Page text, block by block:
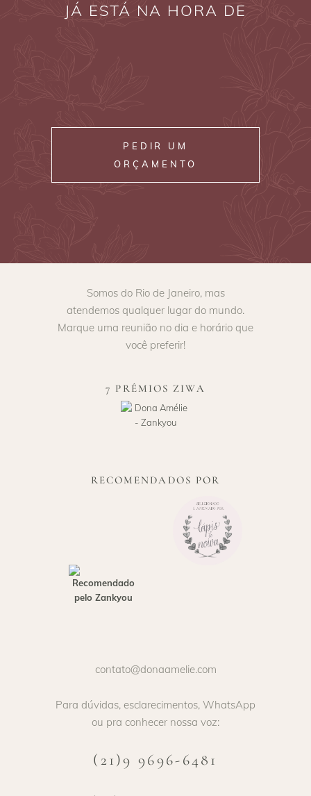
JÁ ESTÁ NA HORA DE
PEDIR UM
ORÇAMENTO
Somos do Rio de Janeiro, mas
atendemos qualquer lugar do mundo.
Marque uma reunião no dia e horário que
você preferir!
7 PRÊMIOS ZIWA
RECOMENDADOS POR
contato@donaamelie.com
Para dúvidas, esclarecimentos, WhatsApp
ou pra conhecer nossa voz:
(21)9 9696-6481